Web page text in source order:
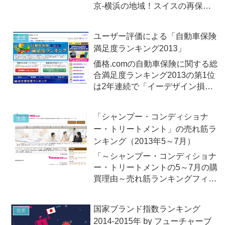
京-横浜の地域！スイスの再保険
の人口17億人が直面する自然災害
リスクをベンチマークした最新レ
ポート「自然災害リスク...
生活
ユーザー評価による「自動車保険
満足度ランキング2013」
価格.comの自動車保険に関する総
合満足度ランキング2013の第1位
は2年連続で「イーデザイン損
動車保険に関する総合満足度ラン
キング(2013年度)を発表しまし...
生活
「シャンプー・コンディショナ
ー・トリートメント」の売れ筋ラ
ンキング（2013年5～7月）
「～シャンプー・コンディショナ
ー・トリートメントの5～7月の購
買理由～売れ筋ランキングフィー
ールド（株）が2013年8月2日
世界
国家ブランド指数ランキング
2014-2015年 by フューチャーブ